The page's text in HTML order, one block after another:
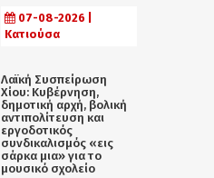
07-08-2026 |
Κατιούσα
Λαϊκή Συσπείρωση
Χίου: Κυβέρνηση,
δημοτική αρχή, βολική
αντιπολίτευση και
εργοδοτικός
συνδικαλισμός «εις
σάρκα μια» για το
μουσικό σχολείο